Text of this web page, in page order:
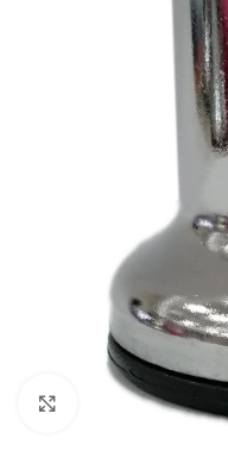
Büyütmek için tıklayınız